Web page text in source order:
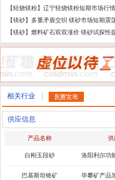
【轻烧镁粉】辽宁轻烧镁粉短期市场行
【镁砂】多重矛盾交织 镁砂市场短期震
【镁砂】燃料矿石双双涨价 镁砂试探性
相关行业
供应信息
产品名称 供
白刚玉段砂 洛阳利尔功
巴基斯坦铬矿 毕攀矿产品